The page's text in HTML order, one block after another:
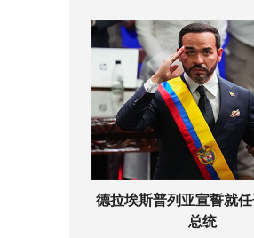
德拉埃斯普列亚宣誓就
总统